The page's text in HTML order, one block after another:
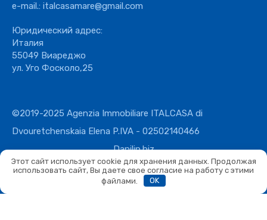
e-mail.: italcasamare@gmail.com
Юридический адрес:
Италия
55049 Виареджо
ул. Уго Фосколо,25
©2019-2025 Agenzia Immobiliare ITALCASA di
Dvouretchenskaia Elena P.IVA - 02502140466
Danilin.biz
Этот сайт использует cookie для хранения данных. Продолжая
использовать сайт, Вы даете свое согласие на работу с этими
файлами.
OK